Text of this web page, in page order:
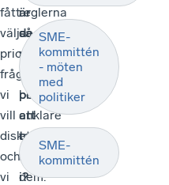
fått
välja
prioriterade
frågor
vi
vill
diskutera
och
vi
är
de
viktigaste
för
politiken
att
ta
tag
i?
reglerna
så
att
det
blir
enklare
att
följa
dem.
SME-
kommittén
- möten
med
politiker
SME-
kommittén